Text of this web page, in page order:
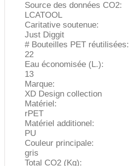
Source des données CO2:
LCATOOL
Caritative soutenue:
Just Diggit
# Bouteilles PET réutilisées:
22
Eau économisée (L.):
13
Marque:
XD Design collection
Matériel:
rPET
Matériel additionel:
PU
Couleur principale:
gris
Total CO2 (Kg):